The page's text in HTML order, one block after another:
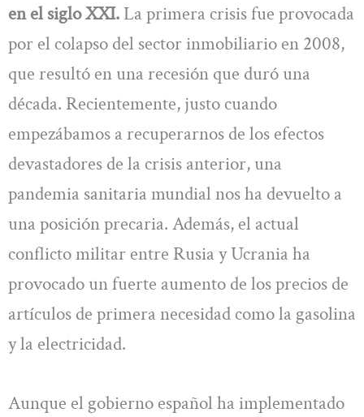
en el siglo XXI. La primera crisis fue provocada
por el colapso del sector inmobiliario en 2008,
que resultó en una recesión que duró una
década. Recientemente, justo cuando
empezábamos a recuperarnos de los efectos
devastadores de la crisis anterior, una
pandemia sanitaria mundial nos ha devuelto a
una posición precaria. Además, el actual
conflicto militar entre Rusia y Ucrania ha
provocado un fuerte aumento de los precios de
artículos de primera necesidad como la gasolina
y la electricidad.
Aunque el gobierno español ha implementado